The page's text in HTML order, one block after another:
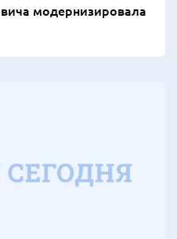
модернизировала